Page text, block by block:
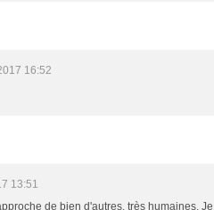
16:52
13:51
de bien d'autres, très humaines.